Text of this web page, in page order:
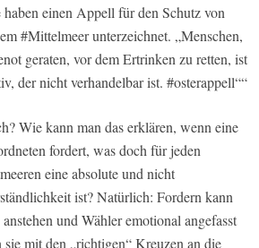
haben einen Appell für den Schutz von
#Mittelmeer unterzeichnet. „Menschen,
geraten, vor dem Ertrinken zu retten, ist
der nicht verhandelbar ist. #osterappell““
Wie kann man das erklären, wenn eine
fordert, was doch für jeden
eine absolute und nicht
ist? Natürlich: Fordern kann
und Wähler emotional angefasst
mit den „richtigen“ Kreuzen an die